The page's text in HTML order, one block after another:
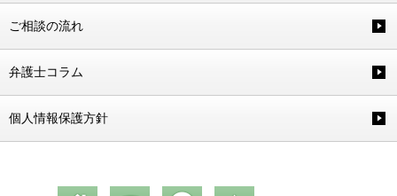
ご相談の流れ
弁護士コラム
個人情報保護方針